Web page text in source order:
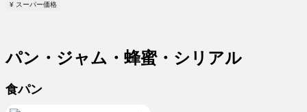
¥ スーパー価格
パン・ジャム・蜂蜜・シリアル
食パン